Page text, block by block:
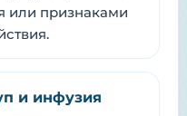
или признаками
и инфузия